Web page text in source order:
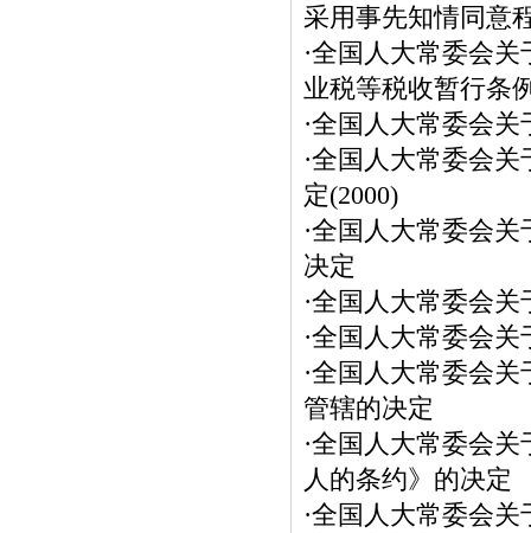
采用事先知情同意
·全国人大常委会关
业税等税收暂行条
·全国人大常委会关
·全国人大常委会关
定(2000)
·全国人大常委会关
决定
·全国人大常委会关
·全国人大常委会关
·全国人大常委会关
管辖的决定
·全国人大常委会关
人的条约》的决定
·全国人大常委会关